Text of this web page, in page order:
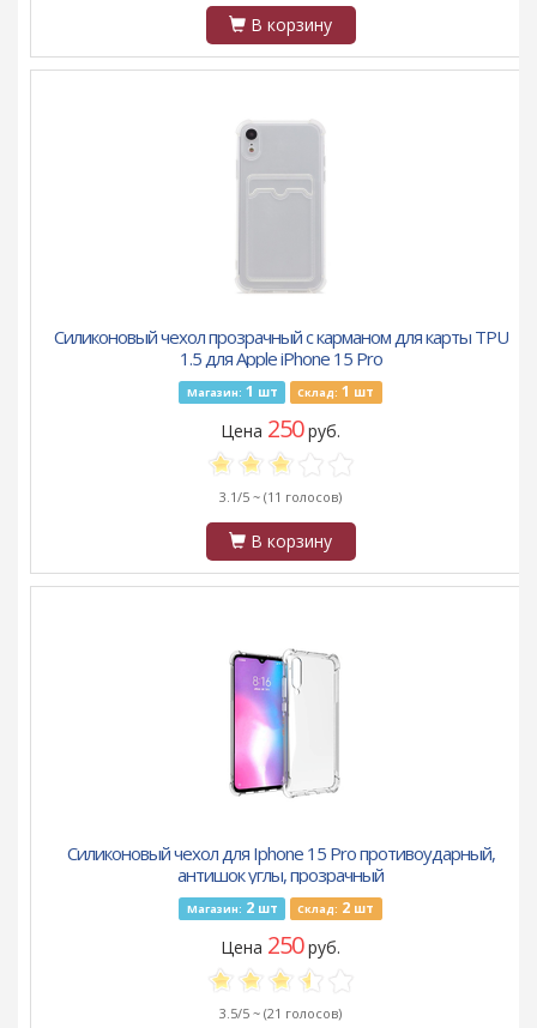
В корзину
Силиконовый чехол прозрачный с карманом для карты TPU
1.5 для Apple iPhone 15 Pro
Магазин: 1 шт Склад: 1 шт
Цена 250руб.
3.1/5 ~ (11 голосов)
В корзину
Силиконовый чехол для Iphone 15 Pro противоударный,
антишок углы, прозрачный
Магазин: 2шт Склад: 2 шт
Цена 250руб.
3.5/5 ~ (21 голосов)